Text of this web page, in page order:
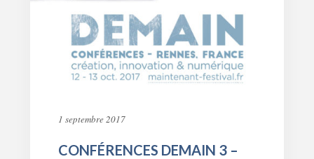
1 septembre 2017
CONFÉRENCES DEMAIN 3 –